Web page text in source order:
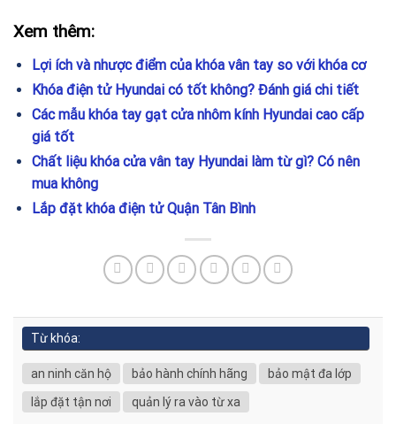
Xem thêm:
Lợi ích và nhược điểm của khóa vân tay so với khóa cơ
Khóa điện tử Hyundai có tốt không? Đánh giá chi tiết
Các mẫu khóa tay gạt cửa nhôm kính Hyundai cao cấp
giá tốt
Chất liệu khóa cửa vân tay Hyundai làm từ gì? Có nên
mua không
Lắp đặt khóa điện tử Quận Tân Bình
Từ khóa:
an ninh căn hộ bảo hành chính hãng
bảo mật đa lớp
lắp đặt tận nơi
quản lý ra vào từ xa